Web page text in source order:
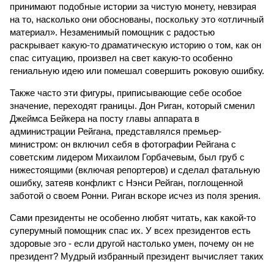
принимают подобные истории за чистую монету, невзирая
на то, насколько они обоснованы, поскольку это «отличный
материал». Незаменимый помощник с радостью
раскрывает какую-то драматическую историю о том, как он
спас ситуацию, произвел на свет какую-то особенно
гениальную идею или помешал совершить роковую ошибку.
Также часто эти фигуры, приписывающие себе особое
значение, переходят границы. Дон Риган, который сменил
Джеймса Бейкера на посту главы аппарата в
администрации Рейгана, представлялся премьер-
министром: он включил себя в фотографии Рейгана с
советским лидером Михаилом Горбачевым, был груб с
нижестоящими (включая репортеров) и сделал фатальную
ошибку, затеяв конфликт с Нэнси Рейган, поглощенной
заботой о своем Ронни. Риган вскоре исчез из поля зрения.
Сами президенты не особенно любят читать, как какой-то
суперумный помощник спас их. У всех президентов есть
здоровые эго - если другой настолько умен, почему он не
президент? Мудрый избранный президент вычисляет таких